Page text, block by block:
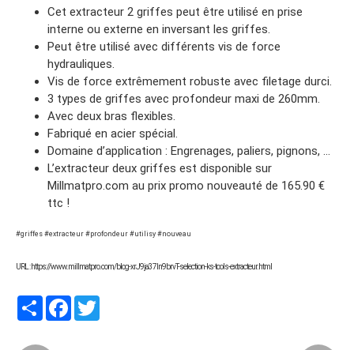
Cet extracteur 2 griffes peut être utilisé en prise
interne ou externe en inversant les griffes.
Peut être utilisé avec différents vis de force
hydrauliques.
Vis de force extrêmement robuste avec filetage durci.
3 types de griffes avec profondeur maxi de 260mm.
Avec deux bras flexibles.
Fabriqué en acier spécial.
Domaine d’application : Engrenages, paliers, pignons, …
L’extracteur deux griffes est disponible sur
Millmatpro.com au prix promo nouveauté de 165.90 €
ttc !
#griffes #extracteur #profondeur #utilisy #nouveau
URL : https://www.millmatpro.com/blog-xrJ9ja37In9brvT-selection-ks-tools-extracteur.html
PartagerFacebook